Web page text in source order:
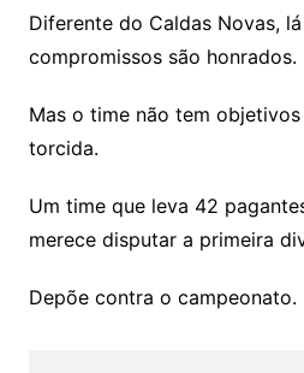
Diferente do Caldas Novas,
compromissos são honrados.
Mas o time não tem
torcida.
Um time que leva 42
merece disputar a primeira
Depõe contra o campeonato.